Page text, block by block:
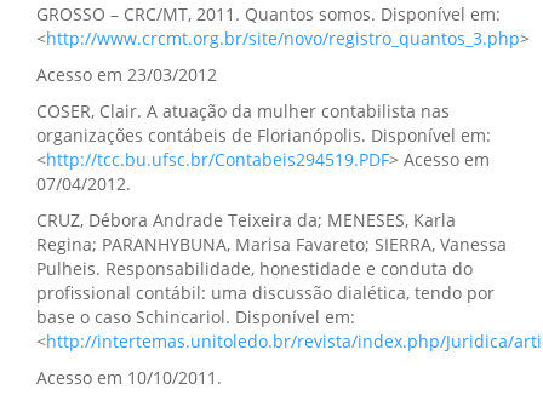
GROSSO – CRC/MT, 2011. Quantos somos. Disponível em:
<http://www.crcmt.org.br/site/novo/registro_quantos_3.php>
Acesso em 23/03/2012
COSER, Clair. A atuação da mulher contabilista nas
organizações contábeis de Florianópolis. Disponível em:
<http://tcc.bu.ufsc.br/Contabeis294519.PDF> Acesso em
07/04/2012.
CRUZ, Débora Andrade Teixeira da; MENESES, Karla
Regina; PARANHYBUNA, Marisa Favareto; SIERRA, Vanessa
Pulheis. Responsabilidade, honestidade e conduta do
profissional contábil: uma discussão dialética, tendo por
base o caso Schincariol. Disponível em:
<http://intertemas.unitoledo.br/revista/index.php/Juridica/
Acesso em 10/10/2011.